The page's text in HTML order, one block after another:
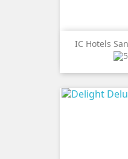
IC Hotels